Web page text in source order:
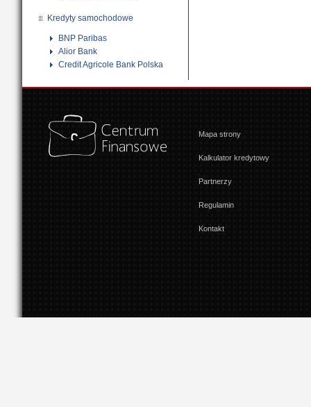
Kredyty samochodowe
BNP Paribas
Alior Bank
Credit Agricole Bank Polska
Mapa strony
Kalkulator kredytowy
Partnerzy
Regulamin
Kontakt